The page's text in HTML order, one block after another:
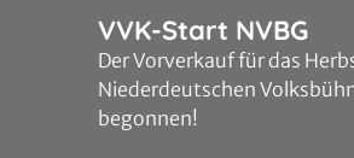
VVK-Start NVBG
Der Vorverkauf für das
Niederdeutschen
begonnen!